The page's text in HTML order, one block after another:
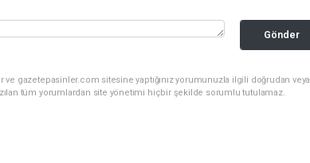
Gönder
ve gazetepasinler.com sitesine yaptığınız yorumunuzla ilgili doğrudan veya
tüm yorumlardan site yönetimi hiçbir şekilde sorumlu tutulamaz.